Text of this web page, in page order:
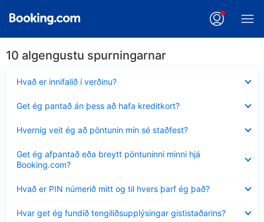
10 algengustu spurningarnar
Hvað er innifalið í verðinu?
sýnt
Get ég pantað án þess að hafa kreditkort?
sýnt
Hvernig veit ég að pöntunin mín sé staðfest?
sýnt
Get ég afpantað eða breytt pöntuninni minni hjá
Booking.com?
sýnt
Hvað er PIN númerið mitt og til hvers þarf ég það?
sýnt
Hvar get ég fundið tengiliðsupplýsingar gististaðarins?
sýnt